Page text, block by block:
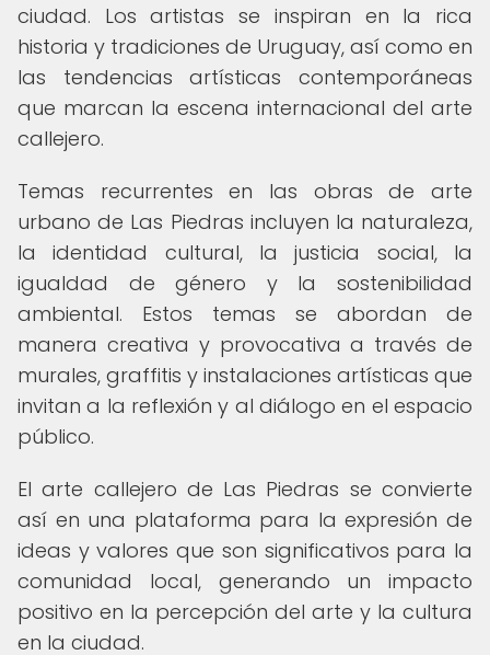
ciudad. Los artistas se inspiran en la rica
historia y tradiciones de Uruguay, así como en
las tendencias artísticas contemporáneas
que marcan la escena internacional del arte
callejero.
Temas recurrentes en las obras de arte
urbano de Las Piedras incluyen la naturaleza,
la identidad cultural, la justicia social, la
igualdad de género y la sostenibilidad
ambiental. Estos temas se abordan de
manera creativa y provocativa a través de
murales, graffitis y instalaciones artísticas que
invitan a la reflexión y al diálogo en el espacio
público.
El arte callejero de Las Piedras se convierte
así en una plataforma para la expresión de
ideas y valores que son significativos para la
comunidad local, generando un impacto
positivo en la percepción del arte y la cultura
en la ciudad.